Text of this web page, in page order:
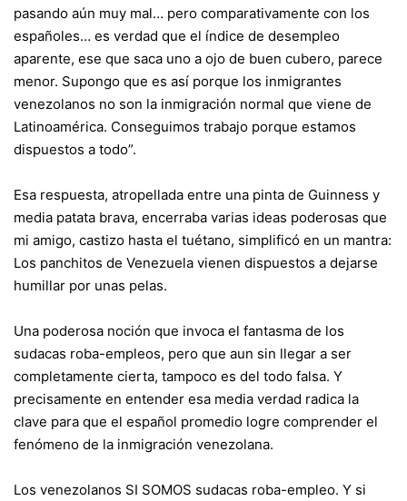
pasando aún muy mal… pero comparativamente con los
españoles… es verdad que el índice de desempleo
aparente, ese que saca uno a ojo de buen cubero, parece
menor. Supongo que es así porque los inmigrantes
venezolanos no son la inmigración normal que viene de
Latinoamérica. Conseguimos trabajo porque estamos
dispuestos a todo”.
Esa respuesta, atropellada entre una pinta de Guinness y
media patata brava, encerraba varias ideas poderosas que
mi amigo, castizo hasta el tuétano, simplificó en un mantra:
Los panchitos de Venezuela vienen dispuestos a dejarse
humillar por unas pelas.
Una poderosa noción que invoca el fantasma de los
sudacas roba-empleos, pero que aun sin llegar a ser
completamente cierta, tampoco es del todo falsa. Y
precisamente en entender esa media verdad radica la
clave para que el español promedio logre comprender el
fenómeno de la inmigración venezolana.
Los venezolanos SI SOMOS sudacas roba-empleo. Y si